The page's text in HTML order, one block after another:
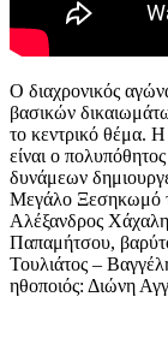
Ο διαχρονικός
βασικών
το κεντρικό θέμα.
είναι ο
δυνάμεων
Μεγάλο Ξεσηκωμό
Αλέξανδρος
Παπαμήτσου,
Τουλιάτος –
ηθοποιός: Διώνη